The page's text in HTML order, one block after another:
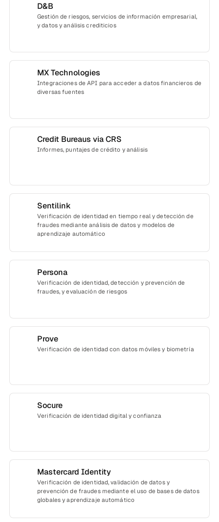
D&B
Gestión de riesgos, servicios de información empresarial,
y datos y análisis crediticios
MX Technologies
Integraciones de API para acceder a datos financieros de
diversas fuentes
Credit Bureaus via CRS
Informes, puntajes de crédito y análisis
Sentilink
Verificación de identidad en tiempo real y detección de
fraudes mediante análisis de datos y modelos de
aprendizaje automático
Persona
Verificación de identidad, detección y prevención de
fraudes, y evaluación de riesgos
Prove
Verificación de identidad con datos móviles y biometría
Socure
Verificación de identidad digital y confianza
Mastercard Identity
Verificación de identidad, validación de datos y
prevención de fraudes mediante el uso de bases de datos
globales y aprendizaje automático